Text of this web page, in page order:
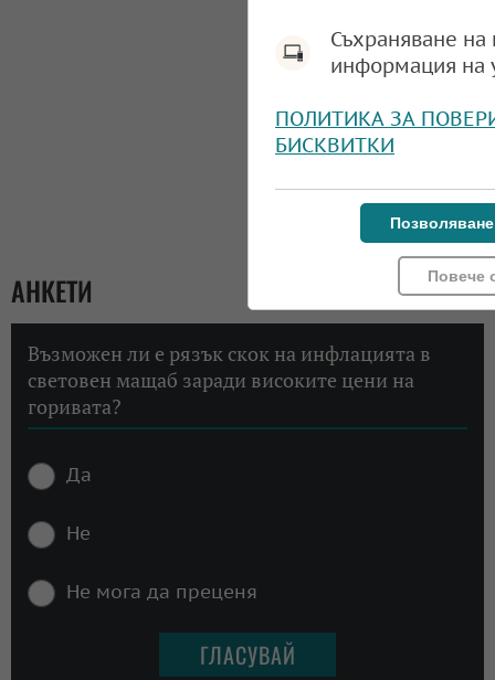
АНКЕТИ
Възможен ли е рязък скок на инфлацията в
световен мащаб заради високите цени на
горивата?
Да
Не
Не мога да преценя
Съхраняване
информация на
ПОЛИТИКА ЗА
БИСКВИТКИ
Повече